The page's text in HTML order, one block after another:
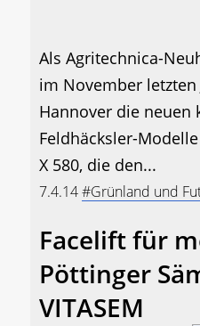
Als Agritechnica-
im November letzten
Hannover die neuen
Feldhäcksler-
X 580, die den...
7.4.14#Grünland und
Facelift für
Pöttinger
VITASEM